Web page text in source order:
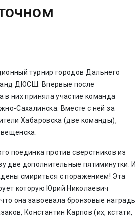
турнир городов Дальнего
ДЮСШ. Впервые после
в них приняла участие команда
Сахалинска. Вместе с ней за
Хабаровска (две команды),
поединка против сверстников из
две дополнительные пятиминутки. И
смириться с поражением! Эта
которую Юрий Николаевич
она завоевала бронзовые
Константин Карпов (их, кстати,